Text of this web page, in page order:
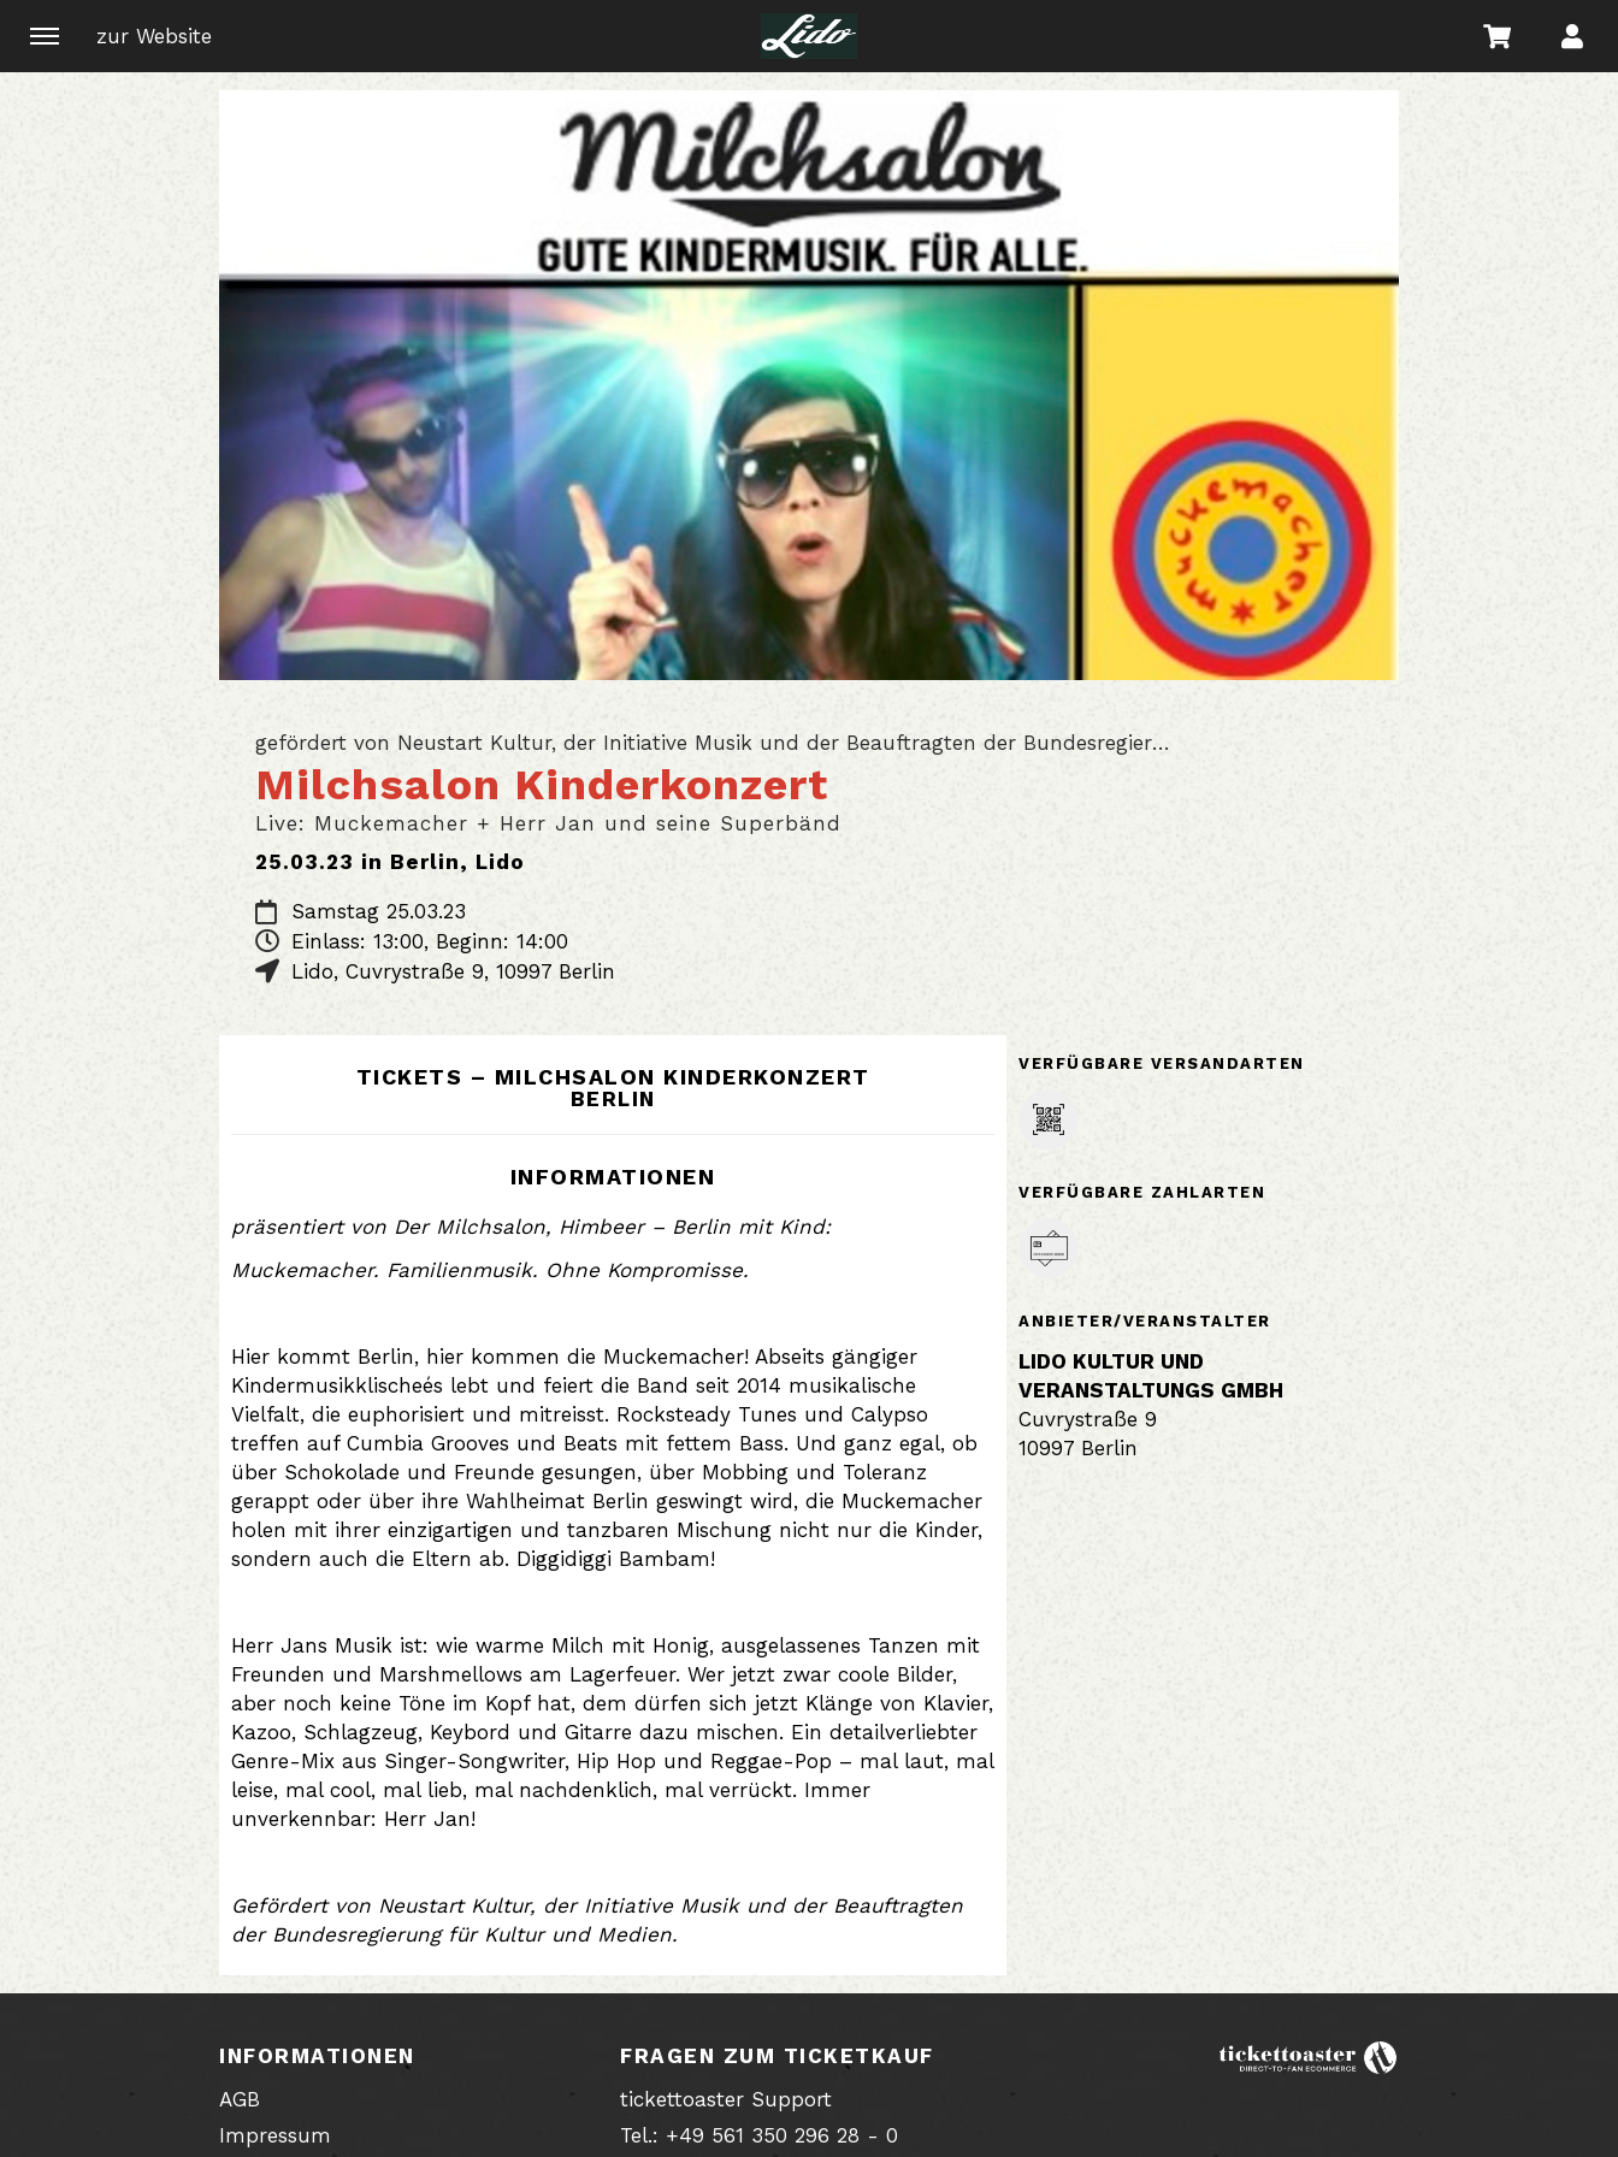
zur Website
gefördert von Neustart Kultur, der Initiative Musik und der Beauftragten der Bundesregierung für Kultur und Medien
Milchsalon Kinderkonzert
Live: Muckemacher + Herr Jan und seine Superbänd
25.03.23 in Berlin, Lido
Samstag 25.03.23
Einlass: 13:00, Beginn: 14:00
Lido, Cuvrystraße 9, 10997 Berlin
TICKETS – MILCHSALON KINDERKONZERT
BERLIN
INFORMATIONEN
präsentiert von Der Milchsalon, Himbeer – Berlin mit Kind:
Muckemacher. Familienmusik. Ohne Kompromisse.
Hier kommt Berlin, hier kommen die Muckemacher! Abseits gängiger
Kindermusikklischeés lebt und feiert die Band seit 2014 musikalische
Vielfalt, die euphorisiert und mitreisst. Rocksteady Tunes und Calypso
treffen auf Cumbia Grooves und Beats mit fettem Bass. Und ganz egal, ob
über Schokolade und Freunde gesungen, über Mobbing und Toleranz
gerappt oder über ihre Wahlheimat Berlin geswingt wird, die Muckemacher
holen mit ihrer einzigartigen und tanzbaren Mischung nicht nur die Kinder,
sondern auch die Eltern ab. Diggidiggi Bambam!
Herr Jans Musik ist: wie warme Milch mit Honig, ausgelassenes Tanzen mit
Freunden und Marshmellows am Lagerfeuer. Wer jetzt zwar coole Bilder,
aber noch keine Töne im Kopf hat, dem dürfen sich jetzt Klänge von Klavier,
Kazoo, Schlagzeug, Keybord und Gitarre dazu mischen. Ein detailverliebter
Genre-Mix aus Singer-Songwriter, Hip Hop und Reggae-Pop – mal laut, mal
leise, mal cool, mal lieb, mal nachdenklich, mal verrückt. Immer
unverkennbar: Herr Jan!
Gefördert von Neustart Kultur, der Initiative Musik und der Beauftragten
der Bundesregierung für Kultur und Medien.
VERFÜGBARE VERSANDARTEN
VERFÜGBARE ZAHLARTEN
ANBIETER/VERANSTALTER
LIDO KULTUR UND
VERANSTALTUNGS GMBH
Cuvrystraße 9
10997 Berlin
INFORMATIONEN
AGB
Impressum
FRAGEN ZUM TICKETKAUF
tickettoaster Support
Tel.: +49 561 350 296 28 - 0